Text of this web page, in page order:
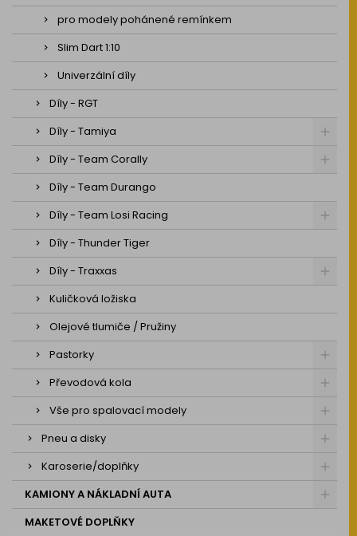
pro modely pohánené remínkem
Slim Dart 1:10
Univerzální díly
Díly - RGT
Díly - Tamiya
Díly - Team Corally
Díly - Team Durango
Díly - Team Losi Racing
Díly - Thunder Tiger
Díly - Traxxas
Kuličková ložiska
Olejové tlumiče / Pružiny
Pastorky
Převodová kola
Vše pro spalovací modely
Pneu a disky
Karoserie/doplňky
KAMIONY A NÁKLADNÍ AUTA
MAKETOVÉ DOPLŇKY